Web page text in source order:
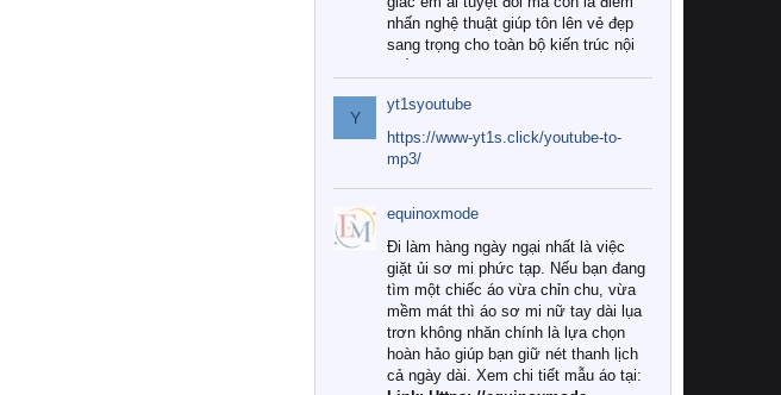
nhấn nghệ thuật giúp tôn lên vẻ đẹp
sang trọng cho toàn bộ kiến trúc nội
Tuy nhiên, giữa thị trường đa dạng
với vô vàn thương hiệu và mẫu mã
như hiện nay, làm thế nào để chọn
được những bộ chăn ga gối đệm cao
cấp thực sự chất lượng, phù hợp với
khí hậu và nhu cầu sử dụng của gia
đình? Hãy cùng chúng tôi đi tìm lời
giải đáp chi tiết qua bài viết dưới đây.
1. Tại sao các gia đình hiện đại lại ưa
chuộng chăn ga gối đệm cao cấp?
Khác với các dòng sản phẩm thông
thường, những bộ chăn ga gối đệm
Y
yt1syoutube
https://www-yt1s.click/youtube-to-
mp3/
equinoxmode
Đi làm hàng ngày ngại nhất là việc
giặt ủi sơ mi phức tạp. Nếu bạn đang
tìm một chiếc áo vừa chỉn chu, vừa
mềm mát thì áo sơ mi nữ tay dài lụa
trơn không nhăn chính là lựa chọn
hoàn hảo giúp bạn giữ nét thanh lịch
cả ngày dài. Xem chi tiết mẫu áo tại: